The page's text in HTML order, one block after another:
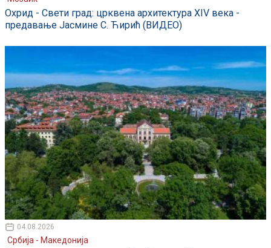
Охрид - Свети град: црквена архитектура XIV века -
предавање Јасмине С. Ћирић (ВИДЕО)
04.08.2026
Србија - Македонија